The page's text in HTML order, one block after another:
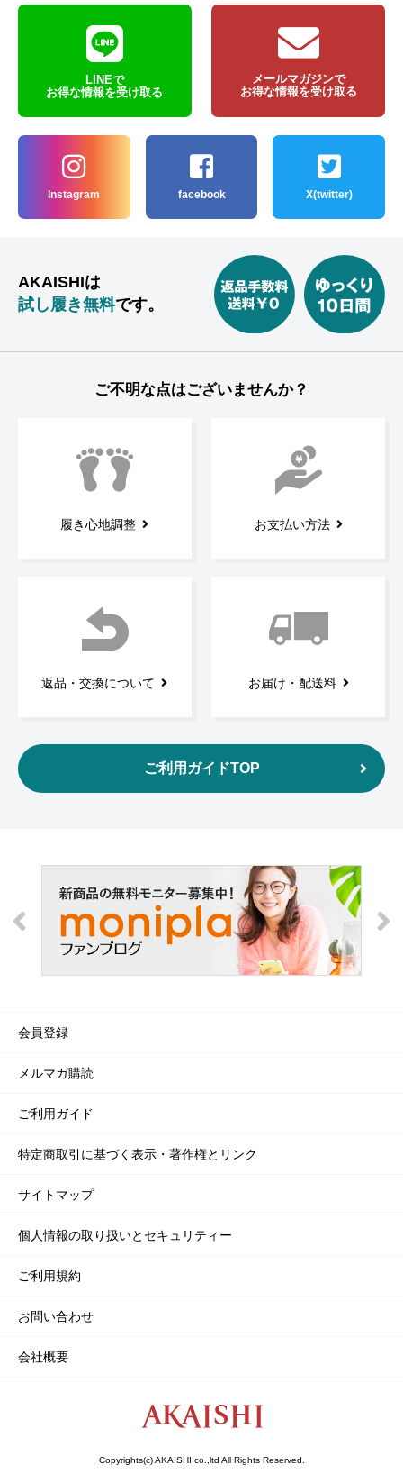
LINEで
お得な情報を受け取る
メールマガジンで
お得な情報を受け取る
Instagram facebook X(twitter)
AKAISHIは
試し履き無料です。
ご不明な点はございませんか？
履き心地調整 お支払い方法
返品・交換について お届け・配送料
ご利用ガイドTOP
会員登録
メルマガ購読
ご利用ガイド
特定商取引に基づく表示・著作権とリンク
サイトマップ
個人情報の取り扱いとセキュリティー
ご利用規約
お問い合わせ
会社概要
Copyrights(c) AKAISHI co.,ltd All Rights Reserved.